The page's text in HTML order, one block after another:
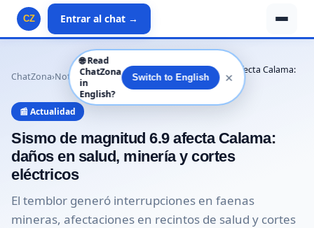
CZ Entrar al chat →
ChatZona›Noticias›Actualidad›
Sismo de magnitud 6.9 afecta Calama:
daños en sal…
📰 Actualidad
Sismo de magnitud 6.9 afecta Calama:
daños en salud, minería y cortes
eléctricos
El temblor generó interrupciones en faenas
mineras, afectaciones en recintos de salud y cortes
🌐 Read
ChatZona
in
English?
Switch to English ✕